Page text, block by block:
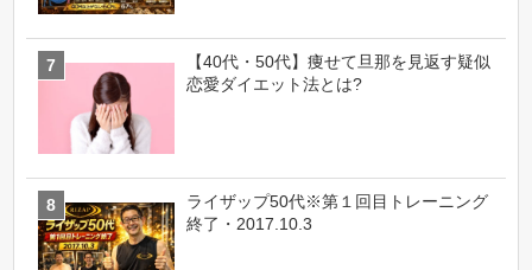
【40代・50代】痩せて旦那を見返す疑似
恋愛ダイエット法とは?
ライザップ50代※第１回目トレーニング
終了・2017.10.3